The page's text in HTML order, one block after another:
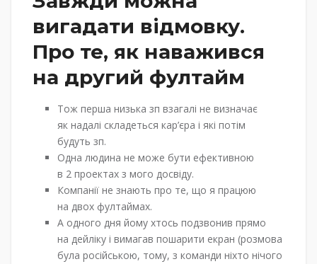
вигадати відмовку.
Про те, як наважився
на другий фултайм
Тож перша низька зп взагалі не визначає
як надалі складеться кар’єра і які потім
будуть зп.
Одна людина не може бути ефективною
в 2 проектах з мого досвіду.
Компанії не знають про те, що я працюю
на двох фултаймах.
А одного дня йому хтось подзвонив прямо
на дейліку і вимагав пошарити екран (розмова
була російською, тому, з команди ніхто нічого